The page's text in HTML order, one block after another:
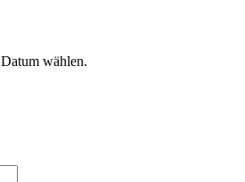
Datum wählen.